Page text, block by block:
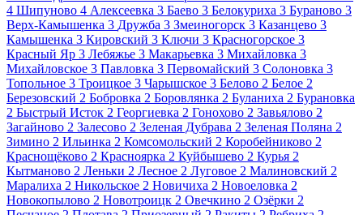
4 Шипуново 4 Алексеевка 3 Баево 3 Белокуриха 3 Бураново 3
Верх-Камышенка 3 Дружба 3 Змеиногорск 3 Казанцево 3
Камышенка 3 Кировский 3 Ключи 3 Красногорское 3
Красный Яр 3 Лебяжье 3 Макарьевка 3 Михайловка 3
Михайловское 3 Павловка 3 Первомайский 3 Солоновка 3
Топольное 3 Троицкое 3 Чарышское 3 Белово 2 Белое 2
Березовский 2 Бобровка 2 Боровлянка 2 Буланиха 2 Бурановка
2 Быстрый Исток 2 Георгиевка 2 Гонохово 2 Завьялово 2
Загайново 2 Залесово 2 Зеленая Дубрава 2 Зеленая Поляна 2
Зимино 2 Ильинка 2 Комсомольский 2 Коробейниково 2
Краснощёково 2 Красноярка 2 Куйбышево 2 Курья 2
Кытманово 2 Леньки 2 Лесное 2 Луговое 2 Малиновский 2
Маралиха 2 Никольское 2 Новичиха 2 Новоеловка 2
Новокопылово 2 Новотроицк 2 Овечкино 2 Озёрки 2